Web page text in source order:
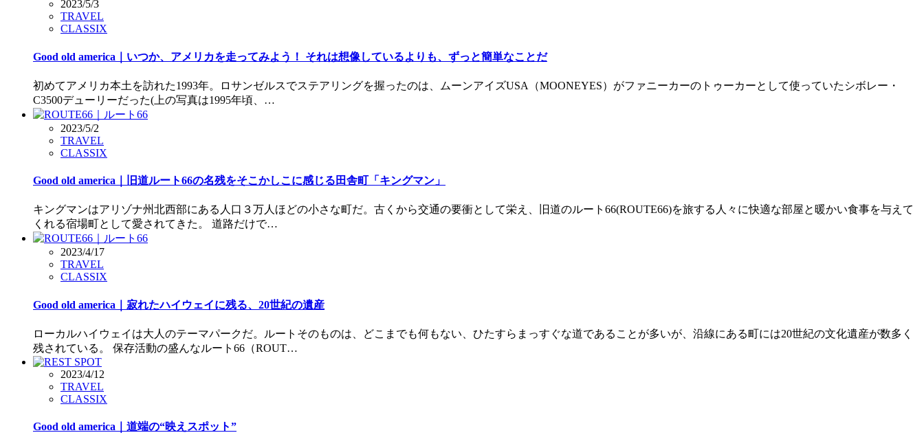
2023/5/3
TRAVEL
CLASSIX
Good old america｜いつか、アメリカを走ってみよう！ それは想像しているよりも、ずっと簡単なことだ
初めてアメリカ本土を訪れた1993年。ロサンゼルスでステアリングを握ったのは、ムーンアイズUSA（MOONEYES）がファニーカーのトゥーカーとして使っていたシボレー・
C3500デューリーだった(上の写真は1995年頃、…
2023/5/2
TRAVEL
CLASSIX
Good old america｜旧道ルート66の名残をそこかしこに感じる田舎町「キングマン」
キングマンはアリゾナ州北西部にある人口３万人ほどの小さな町だ。古くから交通の要衝として栄え、旧道のルート66(ROUTE66)を旅する人々に快適な部屋と暖かい食事を与えて
くれる宿場町として愛されてきた。 道路だけで…
2023/4/17
TRAVEL
CLASSIX
Good old america｜寂れたハイウェイに残る、20世紀の遺産
ローカルハイウェイは大人のテーマパークだ。ルートそのものは、どこまでも何もない、ひたすらまっすぐな道であることが多いが、沿線にある町には20世紀の文化遺産が数多く
残されている。 保存活動の盛んなルート66（ROUT…
2023/4/12
TRAVEL
CLASSIX
Good old america｜道端の“映えスポット”